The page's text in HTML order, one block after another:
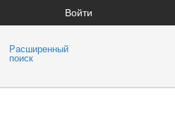
Войти
Расширенный
поиск